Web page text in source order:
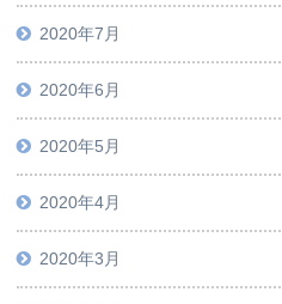
2020年7月
2020年6月
2020年5月
2020年4月
2020年3月